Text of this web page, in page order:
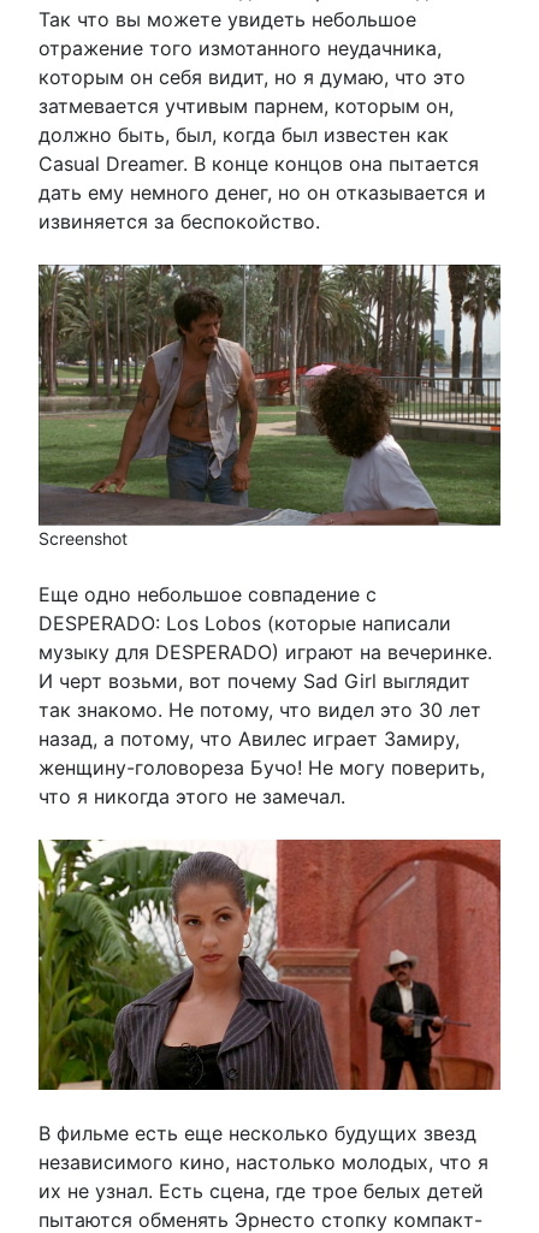
Так что вы можете увидеть небольшое
отражение того измотанного неудачника,
которым он себя видит, но я думаю, что это
затмевается учтивым парнем, которым он,
должно быть, был, когда был известен как
Casual Dreamer. В конце концов она пытается
дать ему немного денег, но он отказывается и
извиняется за беспокойство.
Screenshot
Еще одно небольшое совпадение с
DESPERADO: Los Lobos (которые написали
музыку для DESPERADO) играют на вечеринке.
И черт возьми, вот почему Sad Girl выглядит
так знакомо. Не потому, что видел это 30 лет
назад, а потому, что Авилес играет Замиру,
женщину-головореза Бучо! Не могу поверить,
что я никогда этого не замечал.
В фильме есть еще несколько будущих звезд
независимого кино, настолько молодых, что я
их не узнал. Есть сцена, где трое белых детей
пытаются обменять Эрнесто стопку компакт-